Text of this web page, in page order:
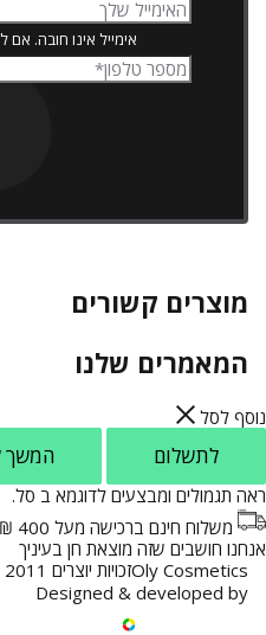
אימייל אינו חובה. אם
מוצרים קשורים
המאמרים שלנו
לסל
לתשלום המשך
תגמולים ומבצעים לדוגמא ב סל.
משלוח חינם ברכישה מעל 400 ₪
חושבים שזה מוצאת חן בעיניך
Oly Cosmeticsזכויות יוצרים 2011 2026 ©
Designed & developed by